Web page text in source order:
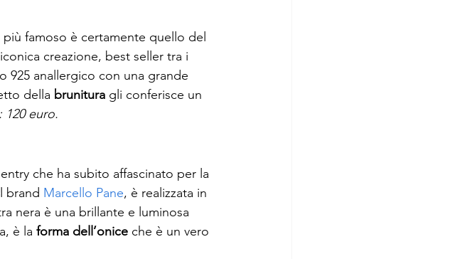
famoso è certamente quello del
creazione, best seller tra i
925 anallergico con una grande
della brunitura gli conferisce un
120 euro.
che ha subito affascinato per la
brand Marcello Pane, è realizzata in
nera è una brillante e luminosa
è la forma dell’onice che è un vero